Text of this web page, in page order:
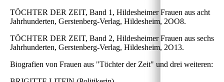
TÖCHTER DER ZEIT, Band 1, Hildesheimer Frauen aus acht
Jahrhunderten, Gerstenberg-Verlag, Hildesheim, 2OO8.
TÖCHTER DER ZEIT, Band 2, Hildesheimer Frauen aus sechs
Jahrhunderten, Gerstenberg-Verlag, Hildesheim, 2O13.
Biografien von Frauen aus "Töchter der Zeit" und drei weiteren: